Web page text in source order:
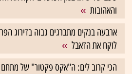
והאהובות
ארבעה בנקים מתברגים גבוה בדירוג
לוקח את הדאבל
הכי קרוב לים: ה"אקס פקטור" של